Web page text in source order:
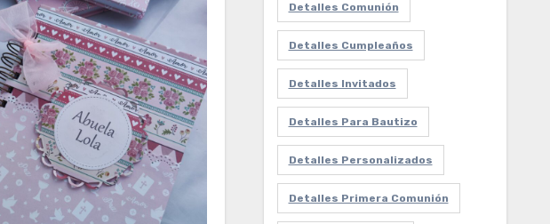
Detalles Comunión
Detalles Cumpleaños
Detalles Invitados
Detalles Para Bautizo
Detalles Personalizados
Detalles Primera Comunión